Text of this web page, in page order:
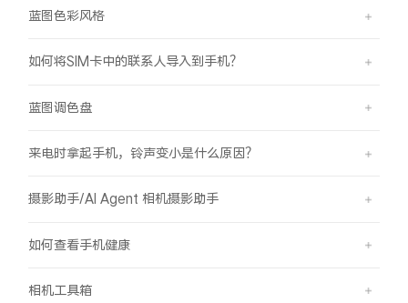
蓝图色彩风格
如何将SIM卡中的联系人导入到手机？
蓝图调色盘
来电时拿起手机，铃声变小是什么原因？
摄影助手/AI Agent 相机摄影助手
如何查看手机健康
相机工具箱